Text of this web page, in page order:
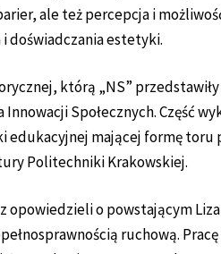
ale też percepcja i
doświadczania estetyki.
którą „NS”
Społecznych. Część
edukacyjnej mającej formę toru
Politechniki Krakowskiej.
opowiedzieli o powstającym
ruchową.